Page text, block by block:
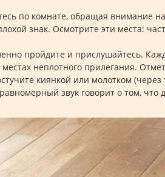
по комнате, обращая внимание
знак. Осмотрите эти места:
пройдите и прислушайтесь.
местах неплотного прилегания.
киянкой или молотком
звук говорит о том,